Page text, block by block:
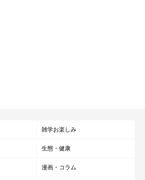
雑学お楽しみ
生態・健康
漫画・コラム